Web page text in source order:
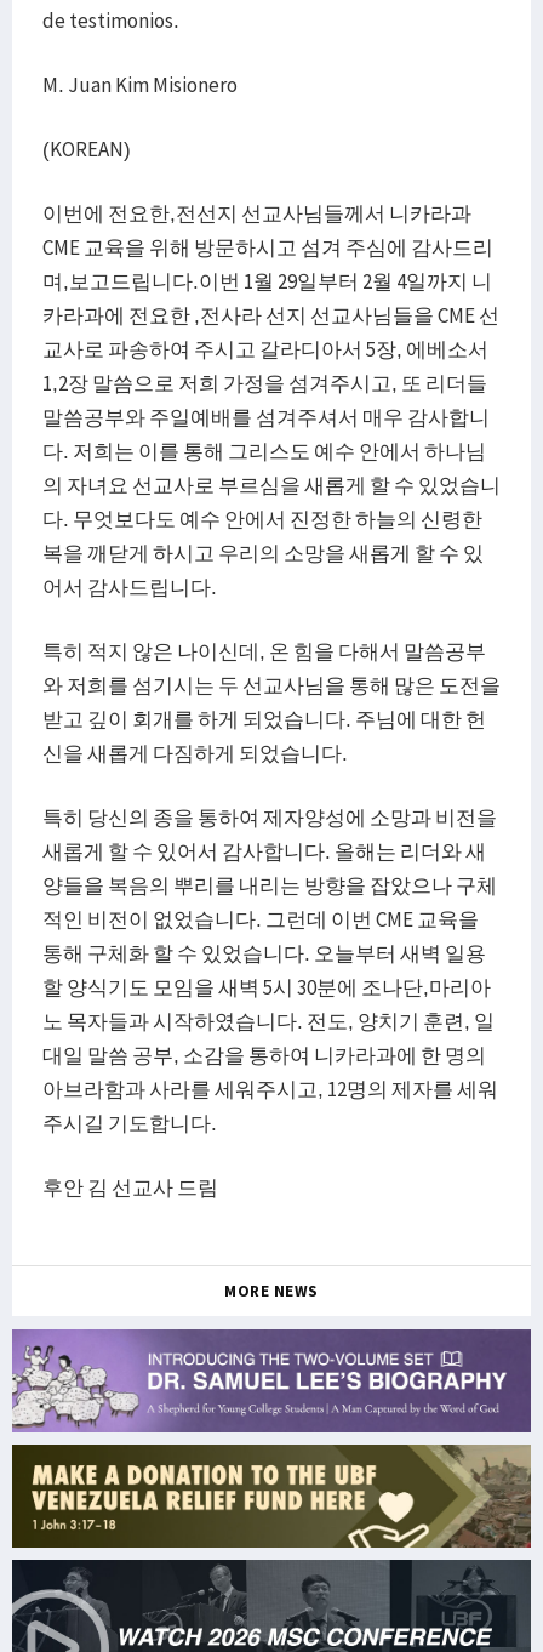
de testimonios.
M. Juan Kim Misionero
(KOREAN)
이번에 전요한,전선지 선교사님들께서 니카라과
CME 교육을 위해 방문하시고 섬겨 주심에 감사드리
며,보고드립니다.이번 1월 29일부터 2월 4일까지 니
카라과에 전요한 ,전사라 선지 선교사님들을 CME 선
교사로 파송하여 주시고 갈라디아서 5장, 에베소서
1,2장 말씀으로 저희 가정을 섬겨주시고, 또 리더들
말씀공부와 주일예배를 섬겨주셔서 매우 감사합니
다. 저희는 이를 통해 그리스도 예수 안에서 하나님
의 자녀요 선교사로 부르심을 새롭게 할 수 있었습니
다. 무엇보다도 예수 안에서 진정한 하늘의 신령한
복을 깨닫게 하시고 우리의 소망을 새롭게 할 수 있
어서 감사드립니다.
특히 적지 않은 나이신데, 온 힘을 다해서 말씀공부
와 저희를 섬기시는 두 선교사님을 통해 많은 도전을
받고 깊이 회개를 하게 되었습니다. 주님에 대한 헌
신을 새롭게 다짐하게 되었습니다.
특히 당신의 종을 통하여 제자양성에 소망과 비전을
새롭게 할 수 있어서 감사합니다. 올해는 리더와 새
양들을 복음의 뿌리를 내리는 방향을 잡았으나 구체
적인 비전이 없었습니다. 그런데 이번 CME 교육을
통해 구체화 할 수 있었습니다. 오늘부터 새벽 일용
할 양식기도 모임을 새벽 5시 30분에 조나단,마리아
노 목자들과 시작하였습니다. 전도, 양치기 훈련, 일
대일 말씀 공부, 소감을 통하여 니카라과에 한 명의
아브라함과 사라를 세워주시고, 12명의 제자를 세워
주시길 기도합니다.
후안 김 선교사 드림
MORE NEWS